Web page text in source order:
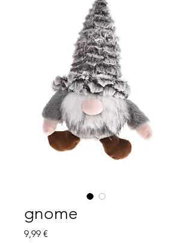
gnome
9,99 €